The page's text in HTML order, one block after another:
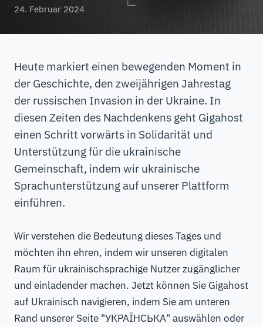
24. Februar 2024
Heute markiert einen bewegenden Moment in
der Geschichte, den zweijährigen Jahrestag
der russischen Invasion in der Ukraine. In
diesen Zeiten des Nachdenkens geht Gigahost
einen Schritt vorwärts in Solidarität und
Unterstützung für die ukrainische
Gemeinschaft, indem wir ukrainische
Sprachunterstützung auf unserer Plattform
einführen.
Wir verstehen die Bedeutung dieses Tages und
möchten ihn ehren, indem wir unseren digitalen
Raum für ukrainischsprachige Nutzer zugänglicher
und einladender machen. Jetzt können Sie Gigahost
auf Ukrainisch navigieren, indem Sie am unteren
Rand unserer Seite "УКРАЇНСЬКА" auswählen oder